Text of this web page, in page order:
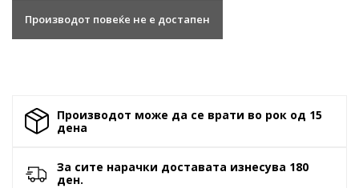
Производот повеќе не е достапен
Производот може да се врати во рок од 15
денa
За сите нарачки доставата изнесува 180
ден.